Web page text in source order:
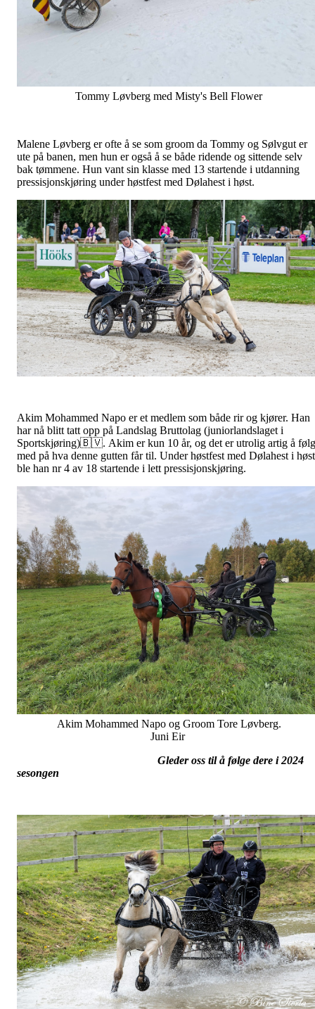
Tommy Løvberg med Misty's Bell Flower
Malene Løvberg er ofte å se som groom da Tommy og Sølvgut er
ute på banen, men hun er også å se både ridende og sittende selv
bak tømmene. Hun vant sin klasse med 13 startende i utdanning
pressisjonskjøring under høstfest med Dølahest i høst.
Akim Mohammed Napo er et medlem som både rir og kjører. Han
har nå blitt tatt opp på Landslag Bruttolag (juniorlandslaget i
Sportskjøring)🇧🇻. Akim er kun 10 år, og det er utrolig artig å
med på hva denne gutten får til. Under høstfest med Dølahest i høst
ble han nr 4 av 18 startende i lett pressisjonskjøring.
Akim Mohammed Napo og Groom Tore Løvberg.
Juni Eir
Gleder oss til å følge dere i 2024
sesongen